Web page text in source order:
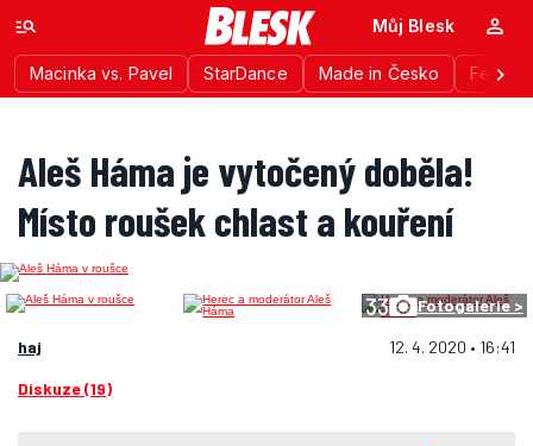
Macinka vs. Pavel StarDance Made in Česko
Můj Blesk
Aleš Háma je vytočený doběla!
Místo roušek chlast a kouření
33 Fotogalerie >
haj 12. 4. 2020 • 16:41
Diskuze (19)